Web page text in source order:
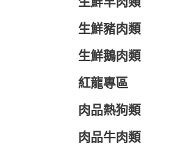
生鮮羊肉類
生鮮豬肉類
生鮮鵝肉類
紅龍專區
肉品熱狗類
肉品牛肉類